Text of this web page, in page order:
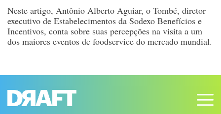
Neste artigo, Antônio Alberto Aguiar, o Tombé, diretor
executivo de Estabelecimentos da Sodexo Benefícios e
Incentivos, conta sobre suas percepções na visita a um
dos maiores eventos de foodservice do mercado mundial.